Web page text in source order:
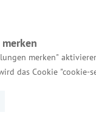
merken"
das Cookie
Aktuelle
Aktuelle